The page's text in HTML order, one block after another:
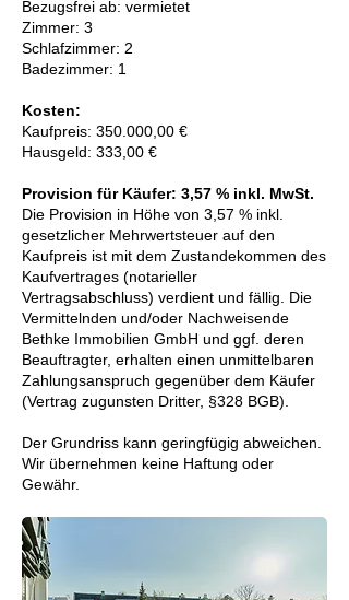
Bezugsfrei ab: vermietet
Zimmer: 3
Schlafzimmer: 2
Badezimmer: 1
Kosten:
Kaufpreis: 350.000,00 €
Hausgeld: 333,00 €
Provision für Käufer: 3,57 % inkl. MwSt.
Die Provision in Höhe von 3,57 % inkl.
gesetzlicher Mehrwertsteuer auf den
Kaufpreis ist mit dem Zustandekommen des
Kaufvertrages (notarieller
Vertragsabschluss) verdient und fällig. Die
Vermittelnden und/oder Nachweisende
Bethke Immobilien GmbH und ggf. deren
Beauftragter, erhalten einen unmittelbaren
Zahlungsanspruch gegenüber dem Käufer
(Vertrag zugunsten Dritter, §328 BGB).
Der Grundriss kann geringfügig abweichen.
Wir übernehmen keine Haftung oder
Gewähr.